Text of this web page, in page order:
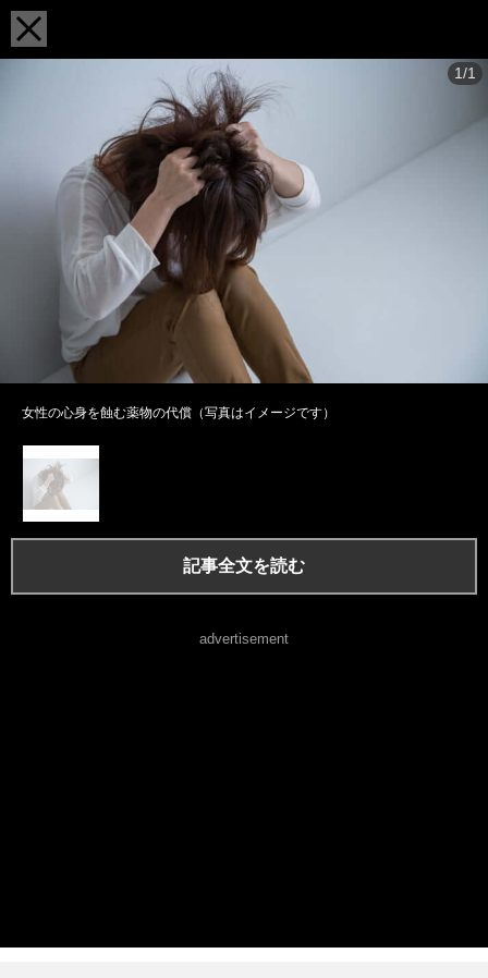
1/1
女性の心身を蝕む薬物の代償（写真はイメージです）
記事全文を読む
advertisement